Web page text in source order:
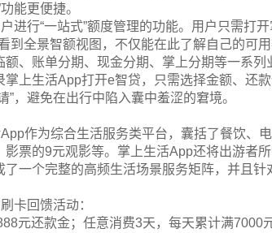
能更便捷。
进行“一站式”额度管理的功能。用户只需打
到全景智额视图，不仅能在此了解自己的可
、账单分期、现金分期、掌上分期等一系列
上生活App打开e智贷，只需选择金额、还
，避免在出行中陷入囊中羞涩的窘境。
作为综合生活服务类平台，囊括了餐饮、电
票的9元观影等。掌上生活App还将出游者
一个完整的高频生活场景服务矩阵，并且针
卡回馈活动：
元还款金；任意消费3天，每天累计满7000